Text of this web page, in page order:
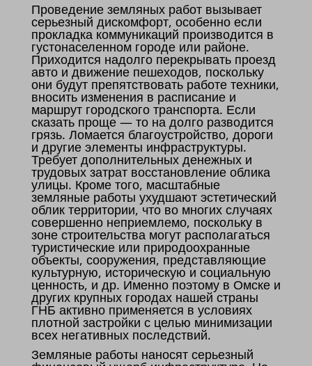
Проведение земляных работ вызывает
серьезный дискомфорт, особенно если
прокладка коммуникаций производится в
густонаселенном городе или районе.
Приходится надолго перекрывать проезд
авто и движение пешеходов, поскольку
они будут препятствовать работе техники,
вносить изменения в расписание и
маршрут городского транспорта. Если
сказать проще — то на долго разводится
грязь. Ломается благоустройство, дороги
и другие элементы инфраструктуры.
Требует дополнительных денежных и
трудовых затрат восстановление облика
улицы. Кроме того, масштабные
земляные работы ухудшают эстетический
облик территории, что во многих случаях
совершенно неприемлемо, поскольку в
зоне строительства могут располагаться
туристические или природоохранные
объекты, сооружения, представляющие
культурную, историческую и социальную
ценность, и др. Именно поэтому в Омске и
других крупных городах нашей страны
ГНБ активно применяется в условиях
плотной застройки с целью минимизации
всех негативных последствий.
Земляные работы наносят серьезный